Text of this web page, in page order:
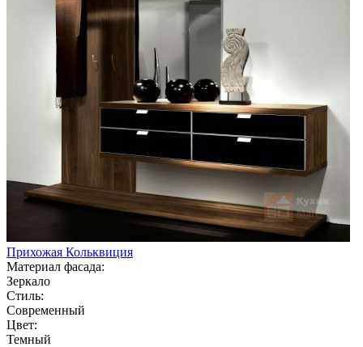
Прихожая Кольквиция
Материал фасада:
Зеркало
Стиль:
Современный
Цвет:
Темный